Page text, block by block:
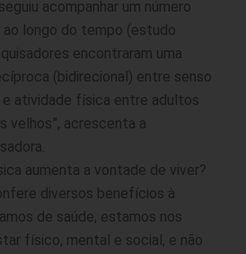
acompanhar um número
longo do tempo (estudo
encontraram uma
(bidirecional) entre senso
atividade física entre adultos
velhos”, acrescenta a
aumenta a vontade de viver?
diversos benefícios à
de saúde, estamos nos
físico, mental e social, e não